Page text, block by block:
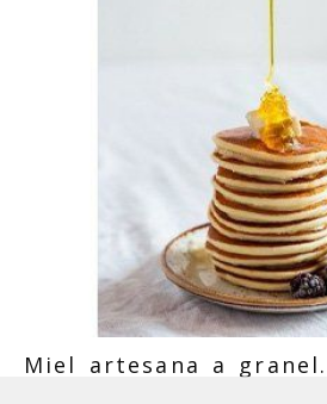
Miel artesana a granel.